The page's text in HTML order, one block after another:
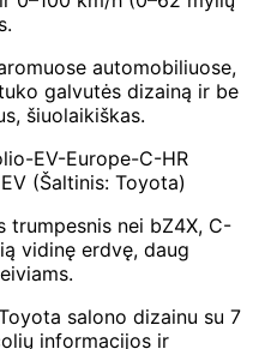
automobiliuose,
galvutės dizainą ir be
šiuolaikiškas.
(Šaltinis: Toyota)
trumpesnis nei bZ4X, C-
vidinę erdvę, daug
salono dizainu su 7
informacijos ir